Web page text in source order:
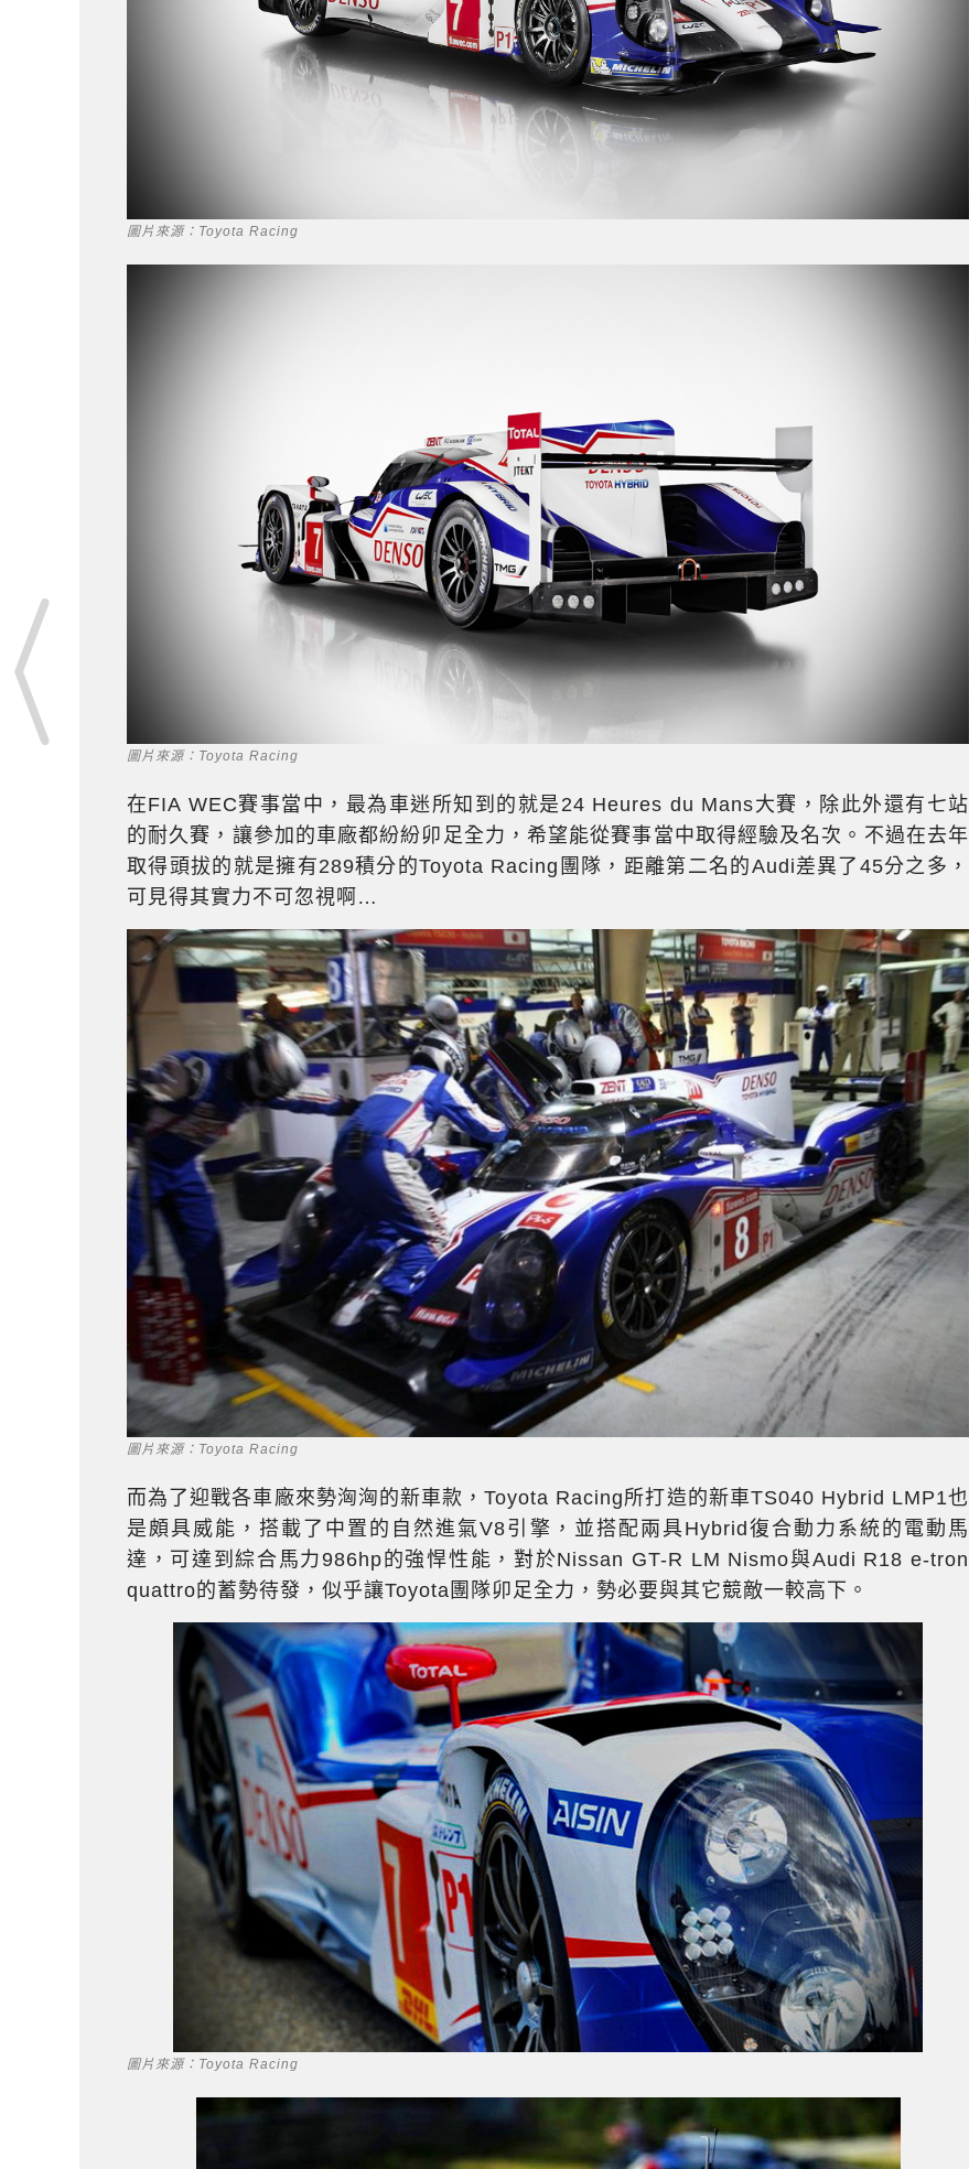
圖片來源：Toyota Racing
圖片來源：Toyota Racing
在FIA WEC賽事當中，最為車迷所知到的就是24 Heures du Mans大賽，除此外還有七站
的耐久賽，讓參加的車廠都紛紛卯足全力，希望能從賽事當中取得經驗及名次。不過在去年
取得頭拔的就是擁有289積分的Toyota Racing團隊，距離第二名的Audi差異了45分之多，
可見得其實力不可忽視啊…
圖片來源：Toyota Racing
而為了迎戰各車廠來勢洶洶的新車款，Toyota Racing所打造的新車TS040 Hybrid LMP1也
是頗具威能，搭載了中置的自然進氣V8引擎，並搭配兩具Hybrid復合動力系統的電動馬
達，可達到綜合馬力986hp的強悍性能，對於Nissan GT-R LM Nismo與Audi R18 e-tron
quattro的蓄勢待發，似乎讓Toyota團隊卯足全力，勢必要與其它競敵一較高下。
圖片來源：Toyota Racing